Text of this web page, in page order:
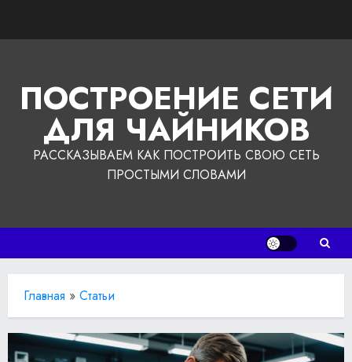
ПОСТРОЕНИЕ СЕТИ
ДЛЯ ЧАЙНИКОВ
РАССКАЗЫВАЕМ КАК ПОСТРОИТЬ СВОЮ СЕТЬ
ПРОСТЫМИ СЛОВАМИ
Главная » Статьи